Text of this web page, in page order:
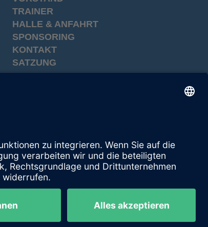
TRAINER
HALLE & ANFAHRT
SPONSORING
KONTAKT
SATZUNG